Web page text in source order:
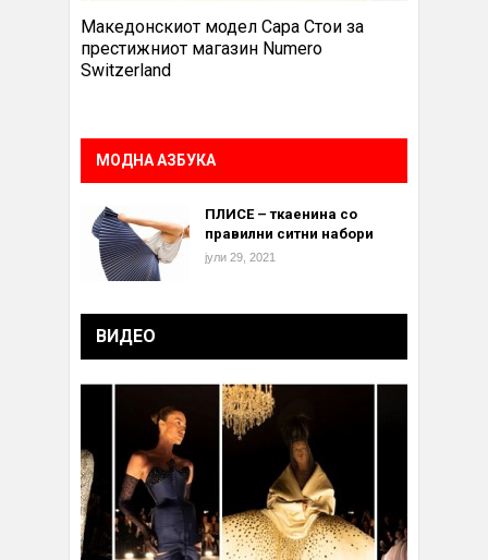
Македонскиот модел Сара Стои за
престижниот магазин Numero
Switzerland
МОДНА АЗБУКА
ПЛИСЕ – ткаенина со
правилни ситни набори
јули 29, 2021
ВИДЕО